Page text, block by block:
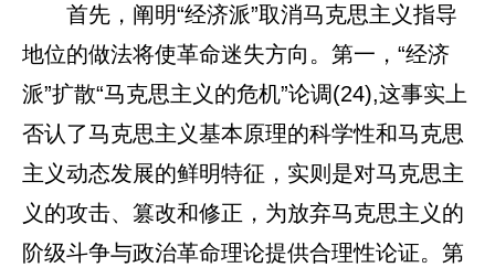
首先，阐明“经济派”取消马克思主义指导
地位的做法将使革命迷失方向。第一，“经济
派”扩散“马克思主义的危机”论调(24),这事实上
否认了马克思主义基本原理的科学性和马克思
主义动态发展的鲜明特征，实则是对马克思主
义的攻击、篡改和修正，为放弃马克思主义的
阶级斗争与政治革命理论提供合理性论证。第